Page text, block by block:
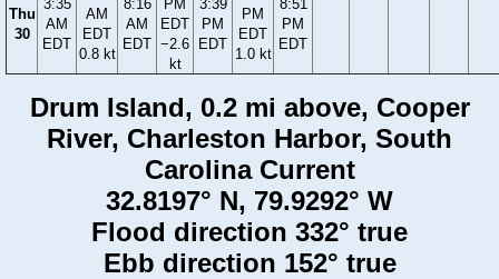
Thu
30
3:35
AM
EDT
AM
EDT
0.8 kt
8:16
AM
EDT
PM
EDT
−2.6
kt
3:39
PM
EDT
PM
EDT
1.0 kt
8:51
PM
EDT
Drum Island, 0.2 mi above, Cooper
River, Charleston Harbor, South
Carolina Current
32.8197° N, 79.9292° W
Flood direction 332° true
Ebb direction 152° true